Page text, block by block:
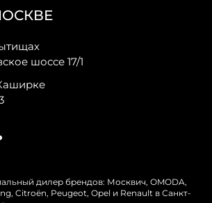
шоссе 17/1
дилер брендов: Москвич, OMODA,
Citroёn, Peugeot, Opel и Renault в Санкт-